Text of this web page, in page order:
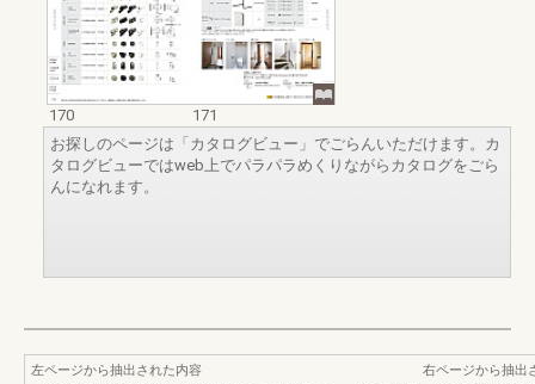
170
171
お探しのページは「カタログビュー」でごらんいただけます。カ
タログビューではweb上でパラパラめくりながらカタログをごら
んになれます。
左ページから抽出された内容
右ページから抽出